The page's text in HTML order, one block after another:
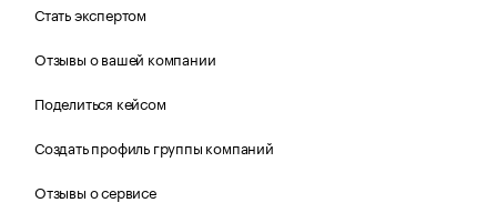
Стать экспертом
Отзывы о вашей компании
Поделиться кейсом
Создать профиль группы компаний
Отзывы о сервисе